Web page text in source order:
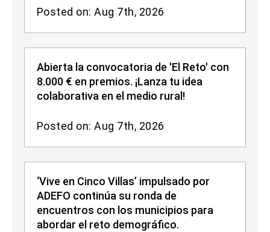
Posted on: Aug 7th, 2026
Abierta la convocatoria de 'El Reto' con
8.000 € en premios. ¡Lanza tu idea
colaborativa en el medio rural!
Posted on: Aug 7th, 2026
‘Vive en Cinco Villas’ impulsado por
ADEFO continúa su ronda de
encuentros con los municipios para
abordar el reto demográfico.